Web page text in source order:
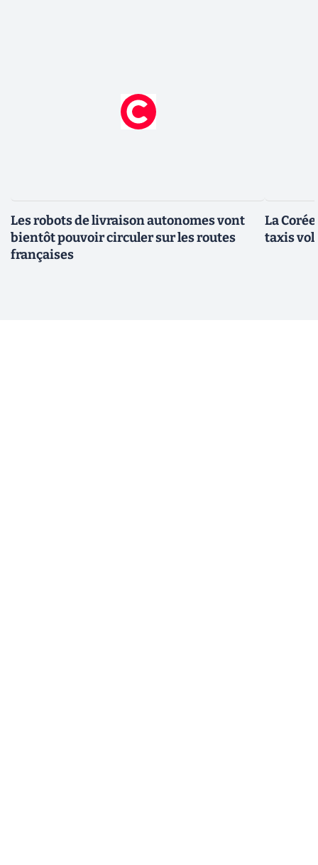
Les robots de livraison autonomes vont
bientôt pouvoir circuler sur les routes
françaises
La
taxis